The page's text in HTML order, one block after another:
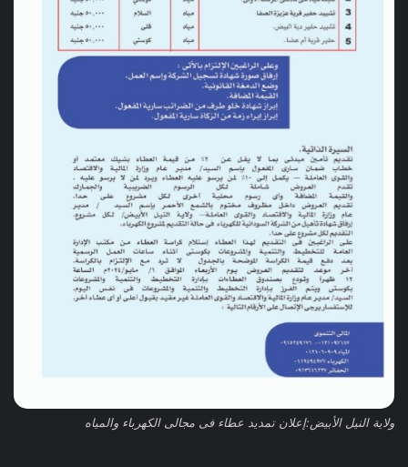
ولاية النيل الأبيض:إعلان تمديد عطاء فى مجالى الكهرباء والمياه